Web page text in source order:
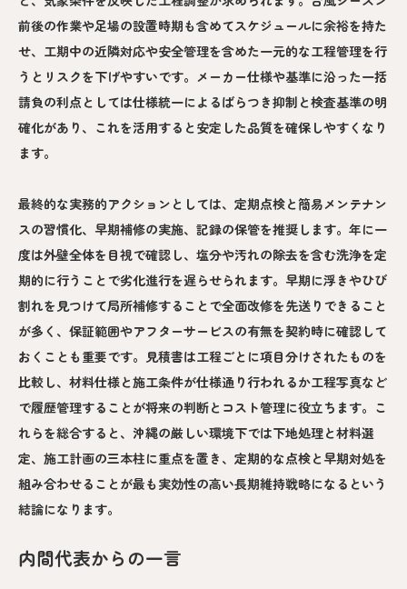
前後の作業や足場の設置時期も含めてスケジュールに余裕を持た
せ、工期中の近隣対応や安全管理を含めた一元的な工程管理を行
うとリスクを下げやすいです。メーカー仕様や基準に沿った一括
請負の利点としては仕様統一によるばらつき抑制と検査基準の明
確化があり、これを活用すると安定した品質を確保しやすくなり
ます。
最終的な実務的アクションとしては、定期点検と簡易メンテナン
スの習慣化、早期補修の実施、記録の保管を推奨します。年に一
度は外壁全体を目視で確認し、塩分や汚れの除去を含む洗浄を定
期的に行うことで劣化進行を遅らせられます。早期に浮きやひび
割れを見つけて局所補修することで全面改修を先送りできること
が多く、保証範囲やアフターサービスの有無を契約時に確認して
おくことも重要です。見積書は工程ごとに項目分けされたものを
比較し、材料仕様と施工条件が仕様通り行われるか工程写真など
で履歴管理することが将来の判断とコスト管理に役立ちます。こ
れらを総合すると、沖縄の厳しい環境下では下地処理と材料選
定、施工計画の三本柱に重点を置き、定期的な点検と早期対処を
組み合わせることが最も実効性の高い長期維持戦略になるという
結論になります。
内間代表からの一言